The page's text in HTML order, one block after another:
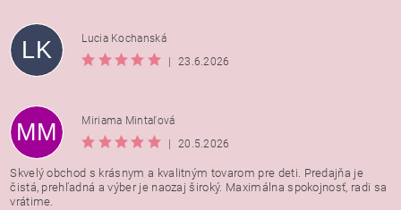
LK
Lucia Kochanská
23.6.2026
MM
Miriama Mintaľová
20.5.2026
Skvelý obchod s krásnym a kvalitným tovarom pre deti. Predajňa je
čistá, prehľadná a výber je naozaj široký. Maximálna spokojnosť, radi sa
vrátime.